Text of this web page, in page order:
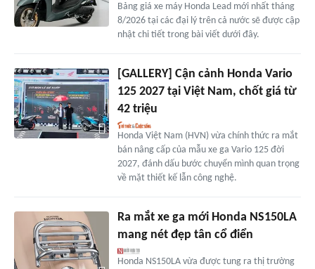
Bảng giá xe máy Honda Lead mới nhất tháng
8/2026 tại các đại lý trên cả nước sẽ được cập
nhật chi tiết trong bài viết dưới đây.
[GALLERY] Cận cảnh Honda Vario
125 2027 tại Việt Nam, chốt giá từ
42 triệu
Honda Việt Nam (HVN) vừa chính thức ra mắt
bán nâng cấp của mẫu xe ga Vario 125 đời
2027, đánh dấu bước chuyển mình quan trọng
về mặt thiết kế lẫn công nghệ.
Ra mắt xe ga mới Honda NS150LA
mang nét đẹp tân cổ điển
Honda NS150LA vừa được tung ra thị trường